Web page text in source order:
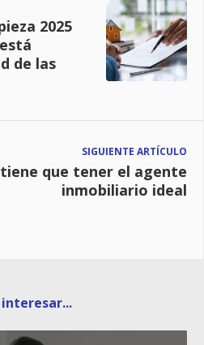
2025
de las
SIGUIENTE ARTÍCULO
que tener el agente
inmobiliario ideal